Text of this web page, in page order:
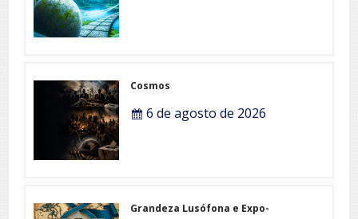
Cosmos
6 de agosto de 2026
Grandeza Lusófona e Expo-